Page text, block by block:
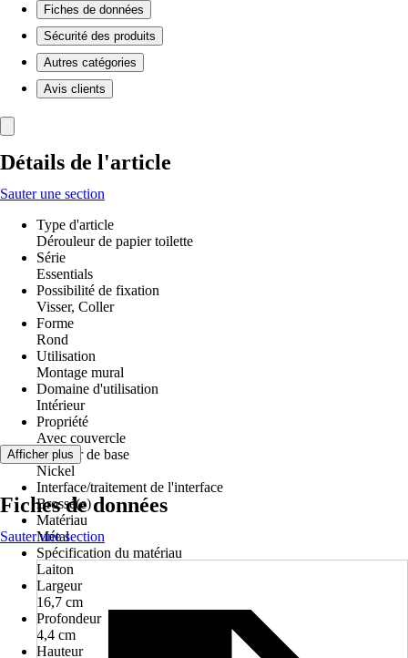
Fiches de données
Sécurité des produits
Autres catégories
Avis clients
Détails de l'article
Sauter une section
Type d'article
Dérouleur de papier toilette
Série
Essentials
Possibilité de fixation
Visser, Coller
Forme
Rond
Utilisation
Montage mural
Domaine d'utilisation
Intérieur
Propriété
Avec couvercle
Couleur de base
Nickel
Interface/traitement de l'interface
Brossé(e)
Matériau
Métal
Spécification du matériau
Laiton
Largeur
16,7 cm
Profondeur
4,4 cm
Hauteur
Afficher plus
Fiches de données
Sauter une section